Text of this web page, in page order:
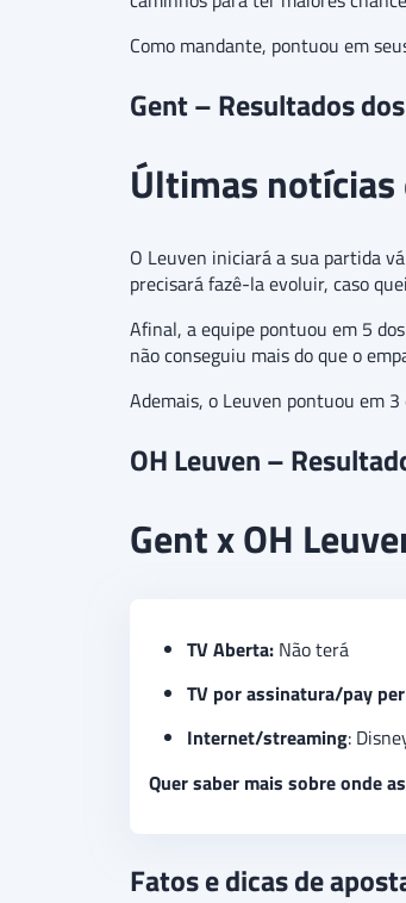
Como mandante, pontuou em
Gent – Resultados
Últimas notícias
O Leuven iniciará a sua partida
precisará fazê-la evoluir, caso
Afinal, a equipe pontuou em 5
não conseguiu mais do que o
Ademais, o Leuven pontuou em
OH Leuven –
Gent x OH
TV Aberta: Não terá
TV por assinatura/pay
Internet/streaming:
Quer saber mais sobre onde
Fatos e dicas de